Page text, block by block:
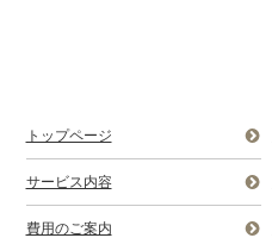
トップページ
サービス内容
費用のご案内